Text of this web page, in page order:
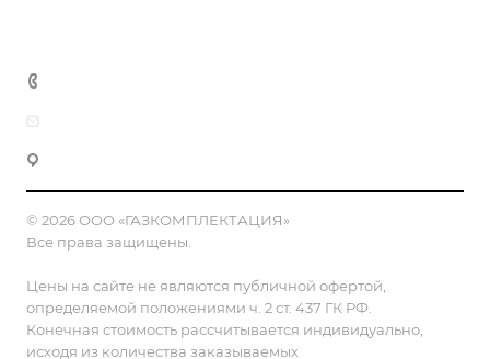
© 2026 ООО «ГАЗКОМПЛЕКТАЦИЯ»
Все права защищены.
Цены на сайте не являются публичной офертой,
определяемой положениями ч. 2 ст. 437 ГК РФ.
Конечная стоимость рассчитывается индивидуально,
исходя из количества заказываемых